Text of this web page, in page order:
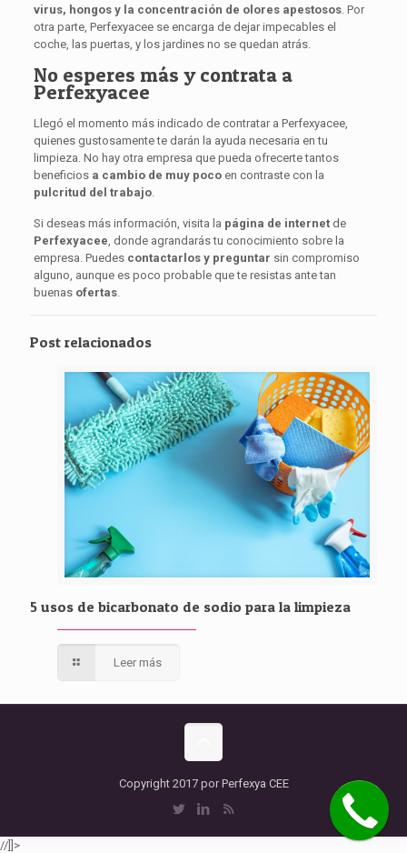
virus, hongos y la concentración de olores apestosos. Por
otra parte, Perfexyacee se encarga de dejar impecables el
coche, las puertas, y los jardines no se quedan atrás.
No esperes más y contrata a
Perfexyacee
Llegó el momento más indicado de contratar a Perfexyacee,
quienes gustosamente te darán la ayuda necesaria en tu
limpieza. No hay otra empresa que pueda ofrecerte tantos
beneficios a cambio de muy pocoen contraste con la
pulcritud del trabajo.
Si deseas más información, visita la página de internetde
Perfexyacee , donde agrandarás tu conocimiento sobre la
empresa. Puedes contactarlos y preguntar sin compromiso
alguno, aunque es poco probable que te resistas ante tan
buenas ofertas.
Post relacionados
5 usos de bicarbonato de sodio para la limpieza
Leer más
Copyright 2017 por Perfexya CEE
//]]>